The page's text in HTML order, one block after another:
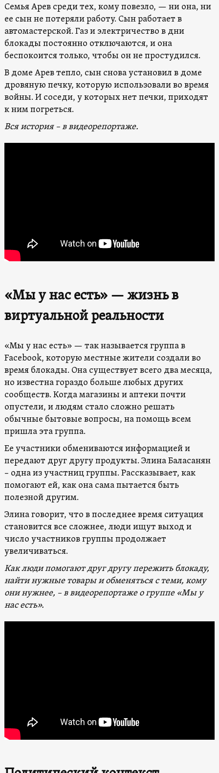
Семья Арев среди тех, кому повезло, — ни она, ни
ее сын не потеряли работу. Сын работает в
автомастерской. Газ и электричество в дни
блокады постоянно отключаются, и она
беспокоится только, чтобы он не простудился.
В доме Арев тепло, сын снова установил в доме
дровяную печку, которую использовали во время
войны. И соседи, у которых нет печки, приходят
к ним погреться.
Вся история – в видеорепортаже.
«Мы у нас есть» — жизнь в
виртуальной реальности
«Мы у нас есть» — так называется группа в
Facebook, которую местные жители создали во
время блокады. Она существует всего два месяца,
но известна гораздо больше любых других
сообществ. Когда магазины и аптеки почти
опустели, и людям стало сложно решать
обычные бытовые вопросы, на помощь всем
пришла эта группа.
Ее участники обмениваются информацией и
передают друг другу продукты. Элина Баласанян
– одна из участниц группы. Рассказывает, как
помогают ей, как она сама пытается быть
полезной другим.
Элина говорит, что в последнее время ситуация
становится все сложнее, люди ищут выход и
число участников группы продолжает
увеличиваться.
Как люди помогают друг другу пережить блокаду,
найти нужные товары и обменяться с теми, кому
они нужнее, – в видеорепортаже о группе «Мы у
нас есть».